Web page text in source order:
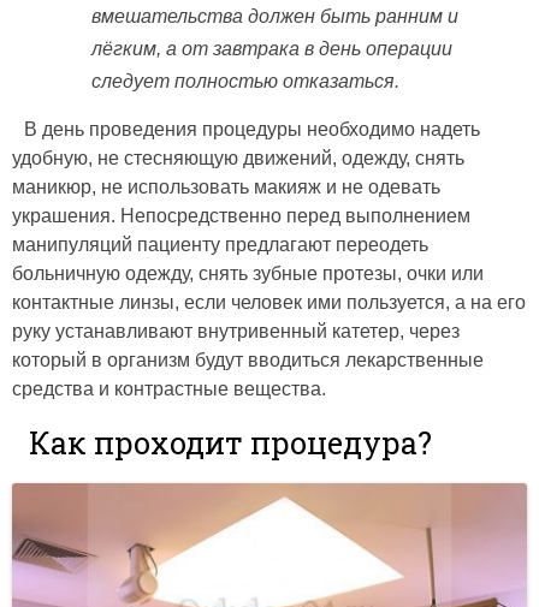
вмешательства должен быть ранним и
лёгким, а от завтрака в день операции
следует полностью отказаться.
В день проведения процедуры необходимо надеть
удобную, не стесняющую движений, одежду, снять
маникюр, не использовать макияж и не одевать
украшения. Непосредственно перед выполнением
манипуляций пациенту предлагают переодеть
больничную одежду, снять зубные протезы, очки или
контактные линзы, если человек ими пользуется, а на его
руку устанавливают внутривенный катетер, через
который в организм будут вводиться лекарственные
средства и контрастные вещества.
Как проходит процедура?